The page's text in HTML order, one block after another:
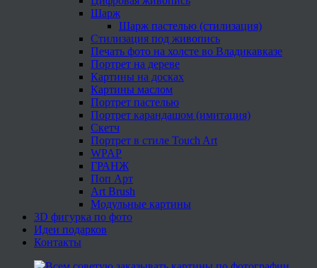
Шарж
Шарж пастелью (стилизация)
Стилизация под живопись
Печать фото на холсте во Владикавказе
Портрет на дереве
Картины на досках
Картины маслом
Портрет пастелью
Портрет карандашом (имитация)
Скетч
Портрет в стиле Touch Art
WPAP
ГРАНЖ
Поп Арт
Art Brush
Модульные картины
3D фигурка по фото
Идеи подарков
Контакты